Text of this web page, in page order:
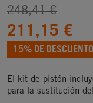
248,41 €
211,15 €
15% DE DESCUENTO
El kit de pistón
para la sustitución